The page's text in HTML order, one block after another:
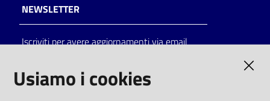
NEWSLETTER
Iscriviti per avere aggiornamenti via email
Usiamo i cookies